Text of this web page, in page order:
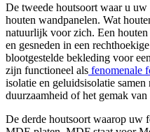
De tweede houtsoort waar u
houten wandpanelen. Wat
natuurlijk voor zich. Een
en gesneden in een
blootgestelde bekleding voor
zijn functioneel als fenomenale
isolatie en geluidsisolatie samen
duurzaamheid of het gemak
De derde houtsoort waarop uw